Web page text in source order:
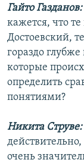
Гайто Газданов:
кажется, что
Достоевский,
гораздо
которые
определить
понятиями?
Никита Струве:
очень